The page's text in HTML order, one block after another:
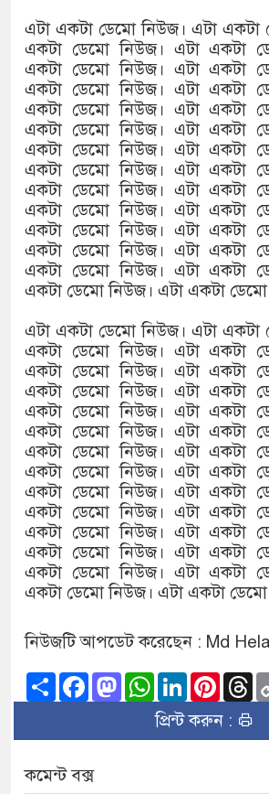
এটা একটা ডেমো নিউজ। এটা একটা
একটা ডেমো নিউজ। এটা একটা
একটা ডেমো নিউজ। এটা একটা
একটা ডেমো নিউজ। এটা একটা
একটা ডেমো নিউজ। এটা একটা
একটা ডেমো নিউজ। এটা একটা
একটা ডেমো নিউজ। এটা একটা
একটা ডেমো নিউজ। এটা একটা
একটা ডেমো নিউজ। এটা একটা
একটা ডেমো নিউজ। এটা একটা
একটা ডেমো নিউজ। এটা একটা
একটা ডেমো নিউজ। এটা একটা
একটা ডেমো নিউজ। এটা একটা
একটা ডেমো নিউজ। এটা একটা
এটা একটা ডেমো নিউজ। এটা একটা
একটা ডেমো নিউজ। এটা একটা
একটা ডেমো নিউজ। এটা একটা
একটা ডেমো নিউজ। এটা একটা
একটা ডেমো নিউজ। এটা একটা
একটা ডেমো নিউজ। এটা একটা
একটা ডেমো নিউজ। এটা একটা
একটা ডেমো নিউজ। এটা একটা
একটা ডেমো নিউজ। এটা একটা
একটা ডেমো নিউজ। এটা একটা
একটা ডেমো নিউজ। এটা একটা
একটা ডেমো নিউজ। এটা একটা
একটা ডেমো নিউজ। এটা একটা
একটা ডেমো নিউজ। এটা একটা
নিউজটি আপডেট করেছেন : Md
ShareFacebook
Mastodon
WhatsApp
LinkedIn
প্রিন্ট করুন :
কমেন্ট বক্স